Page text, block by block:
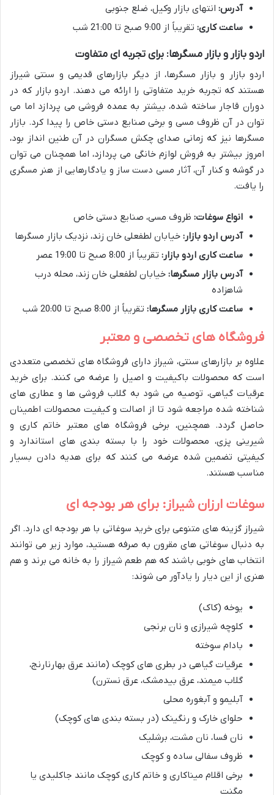
آدرس: انتهای بازار وکیل، ضلع جنوبی
ساعت کاری: تقریباً از 9:00 صبح تا 21:00 شب
اردو بازار و بازار مسگرها: برای تجربه ای متفاوت
اردو بازار و بازار مسگرها، از دیگر بازارهای قدیمی و سنتی شیراز
هستند که تجربه خرید متفاوتی را ارائه می دهند. اردو بازار که در
دوران قاجار ساخته شده، بیشتر به عمده فروشی می پردازد اما می
توان در آن ظروف مسی و برخی صنایع دستی خاص را پیدا کرد. بازار
مسگرها نیز که زمانی صدای چکش مسگران در آن طنین انداز بود،
امروز بیشتر به فروش لوازم خانگی می پردازد، اما همچنان می توان
در گوشه و کنار آن، آثار مسی دست ساز و یادگارهایی از هنر مسگری
را یافت.
انواع سوغات: ظروف مسی، صنایع دستی خاص
آدرس اردو بازار: خیابان لطفعلی خان زند، نزدیک بازار مسگرها
ساعت کاری اردو بازار: تقریباً از 8:00 صبح تا 19:00 عصر
آدرس بازار مسگرها: خیابان لطفعلی خان زند، محله درب
شاهزاده
ساعت کاری بازار مسگرها: تقریباً از 8:00 صبح تا 20:00 شب
فروشگاه های تخصصی و معتبر
علاوه بر بازارهای سنتی، شیراز دارای فروشگاه های تخصصی متعددی
است که محصولات باکیفیت و اصیل را عرضه می کنند. برای خرید
عرقیات گیاهی، توصیه می شود به گلاب فروشی ها و عطاری های
شناخته شده مراجعه شود تا از اصالت و کیفیت محصولات اطمینان
حاصل گردد. همچنین، برخی فروشگاه های معتبر خاتم کاری و
شیرینی پزی، محصولات خود را با بسته بندی های استاندارد و
کیفیتی تضمین شده عرضه می کنند که برای هدیه دادن بسیار
مناسب هستند.
سوغات ارزان شیراز: برای هر بودجه ای
شیراز گزینه های متنوعی برای خرید سوغاتی با هر بودجه ای دارد. اگر
به دنبال سوغاتی های مقرون به صرفه هستید، موارد زیر می توانند
انتخاب های خوبی باشند که هم طعم شیراز را به خانه می برند و هم
هنری از این دیار را یادآور می شوند:
یوخه (کاک)
کلوچه شیرازی و نان برنجی
بادام سوخته
عرقیات گیاهی در بطری های کوچک (مانند عرق بهارنارنج،
گلاب میمند، عرق بیدمشک، عرق نسترن)
آبلیمو و آبغوره محلی
حلوای خارک و رنگینک (در بسته بندی های کوچک)
نان فسا، نان مشت، برشلیک
ظروف سفالی ساده و کوچک
برخی اقلام میناکاری و خاتم کاری کوچک مانند جاکلیدی یا
مگنت